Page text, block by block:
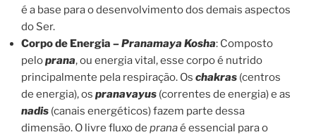
é a base para o desenvolvimento dos demais aspectos
do Ser.
Corpo de Energia –Pranamaya Kosha: Composto
peloprana, ou energia vital, esse corpo é nutrido
principalmente pela respiração. Os chakras (centros
de energia), os pranavayus (correntes de energia) e as
nadis (canais energéticos) fazem parte dessa
dimensão. O livre fluxo de pranaé essencial para o